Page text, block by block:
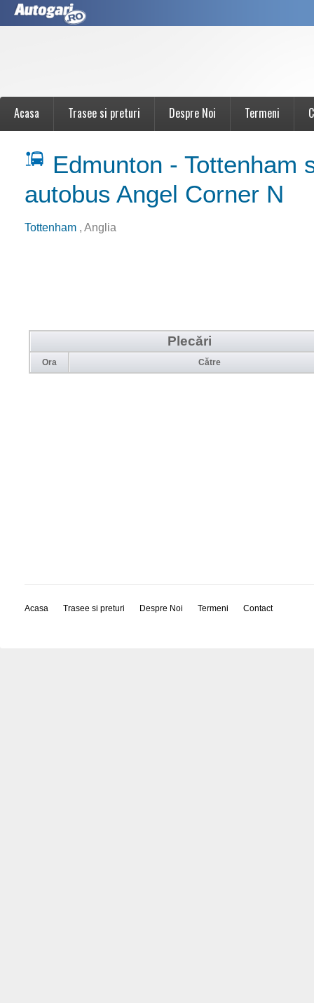
Acasa Trasee si preturi Despre Noi Termeni
Edmunton - Tottenham
autobus Angel Corner N
Tottenham , Anglia
Plecări
Ora Către
Acasa Trasee si preturi Despre Noi Termeni Contact